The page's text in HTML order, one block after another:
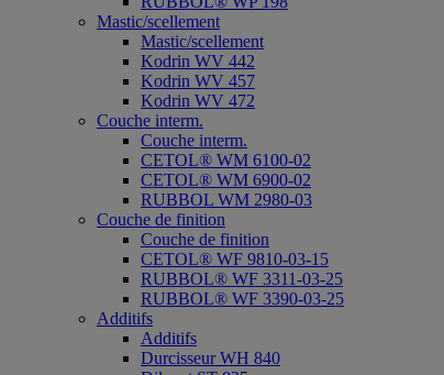
Mastic/scellement
Mastic/scellement
Kodrin WV 442
Kodrin WV 457
Kodrin WV 472
Couche interm.
Couche interm.
CETOL® WM 6100-02
CETOL® WM 6900-02
RUBBOL WM 2980-03
Couche de finition
Couche de finition
CETOL® WF 9810-03-15
RUBBOL® WF 3311-03-25
RUBBOL® WF 3390-03-25
Additifs
Additifs
Durcisseur WH 840